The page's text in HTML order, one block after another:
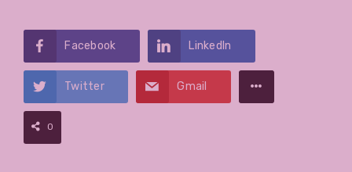
Facebook LinkedIn
Twitter Gmail
0